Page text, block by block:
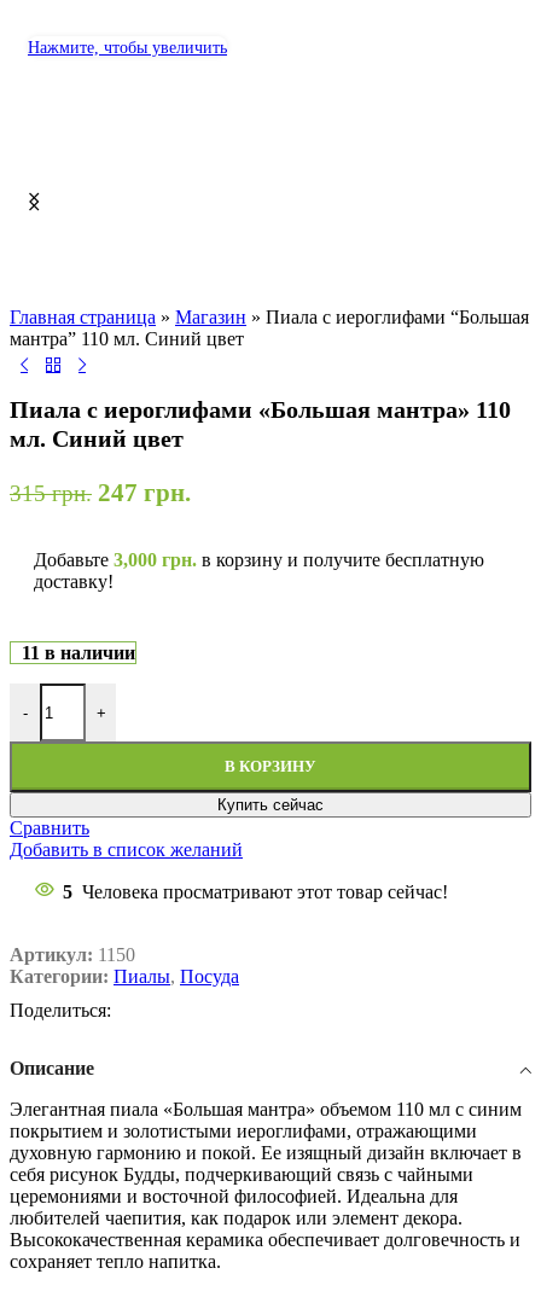
Нажмите, чтобы увеличить
Главная страница » Магазин » Пиала с иероглифами “Большая
мантра” 110 мл. Синий цвет
Пиала с иероглифами «Большая мантра» 110
мл. Синий цвет
315грн. 247 грн.
Добавьте 3,000 грн. в корзину и получите бесплатную
доставку!
11 в наличии
- +
В КОРЗИНУ
Купить сейчас
Сравнить
Добавить в список желаний
5 Человека просматривают этот товар сейчас!
Артикул: 1150
Категории: Пиалы, Посуда
Поделиться:
Описание
Элегантная пиала «Большая мантра» объемом 110 мл с синим
покрытием и золотистыми иероглифами, отражающими
духовную гармонию и покой. Ее изящный дизайн включает в
себя рисунок Будды, подчеркивающий связь с чайными
церемониями и восточной философией. Идеальна для
любителей чаепития, как подарок или элемент декора.
Высококачественная керамика обеспечивает долговечность и
сохраняет тепло напитка.